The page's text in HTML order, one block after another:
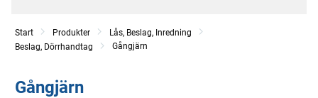
Start Produkter
Lås, Beslag, Inredning
Beslag, Dörrhandtag
Gångjärn
Gångjärn